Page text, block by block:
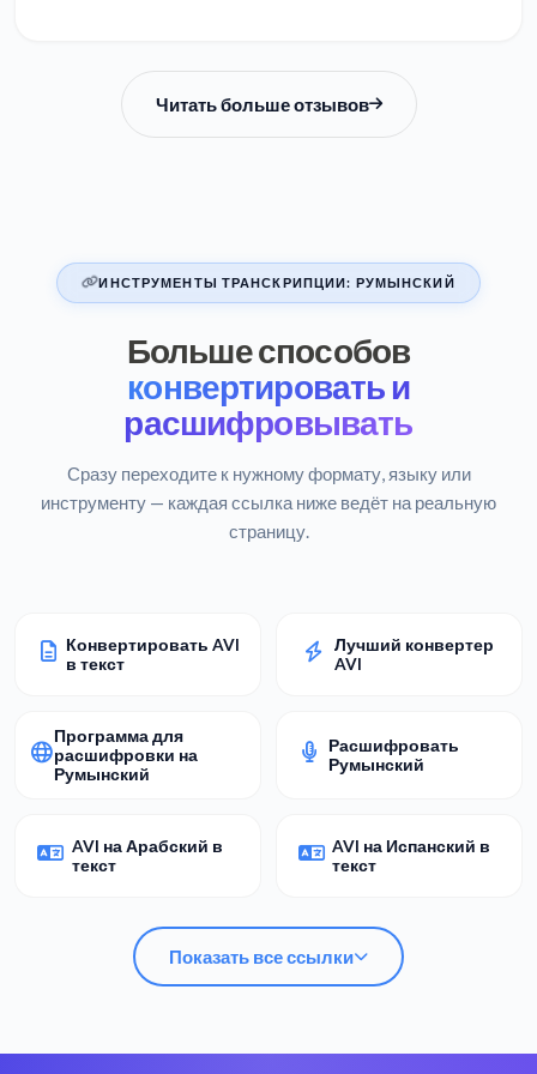
Читать больше отзывов
ИНСТРУМЕНТЫ ТРАНСКРИПЦИИ: РУМЫНСКИЙ
Больше способов
конвертировать и
расшифровывать
Сразу переходите к нужному формату, языку или
инструменту — каждая ссылка ниже ведёт на реальную
страницу.
Конвертировать AVI
в текст
Лучший конвертер
AVI
Программа для
расшифровки на
Румынский
Расшифровать
Румынский
AVI на Арабский в
текст
AVI на Испанский в
текст
Показать все ссылки